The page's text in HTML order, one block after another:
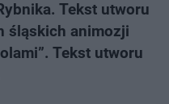
Tekst utworu
śląskich animozji
Tekst utworu